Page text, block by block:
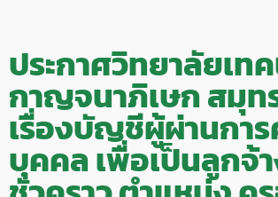
ประกาศวิทยาลัยเท
กาญจนาภิเษก สมุท
เรื่องบัญชีผู้ผ่านกา
บุคคล เพื่อเป็นลูกจ้